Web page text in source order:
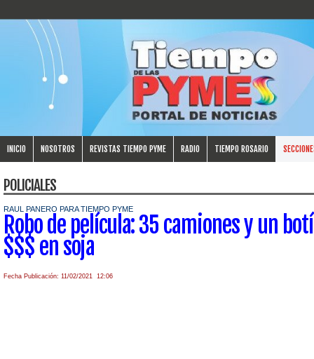
INICIO NOSOTROS REVISTAS TIEMPO PYME RADIO TIEMPO ROSARIO
POLICIALES
RAUL PANERO PARA TIEMPO PYME
Robo de película: 35 camiones y un
$$$ en soja
Fecha Publicación: 11/02/2021 12:06